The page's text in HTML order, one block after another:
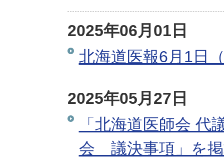
2025年06月01日
北海道医報6月1日
2025年05月27日
「北海道医師会
会 議決事項」を